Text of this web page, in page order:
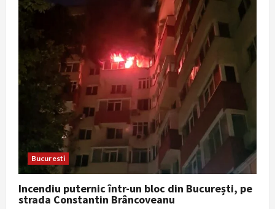
Bucuresti
Incendiu puternic într-un bloc din București, pe
strada Constantin Brâncoveanu